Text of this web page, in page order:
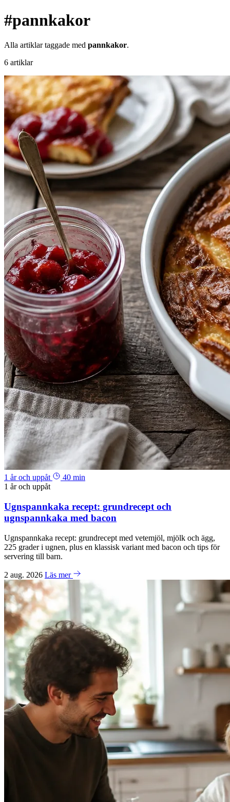
#pannkakor
Alla artiklar taggade med pannkakor.
6 artiklar
1 år och uppåt
40 min
1 år och uppåt
Ugnspannkaka recept: grundrecept och
ugnspannkaka med bacon
Ugnspannkaka recept: grundrecept med vetemjöl, mjölk och ägg,
225 grader i ugnen, plus en klassisk variant med bacon och tips för
servering till barn.
2 aug. 2026 Läs mer